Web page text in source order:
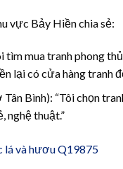
vực Bảy Hiền chia sẻ:
tìm mua tranh phong
lại có cửa hàng tranh
Tân Bình): “Tôi chọn
nghệ thuật.”